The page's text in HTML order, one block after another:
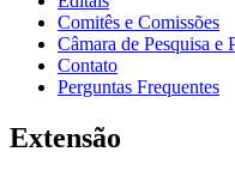
Comitês e Comissões
Câmara de Pesquisa e
Contato
Perguntas Frequentes
Extensão